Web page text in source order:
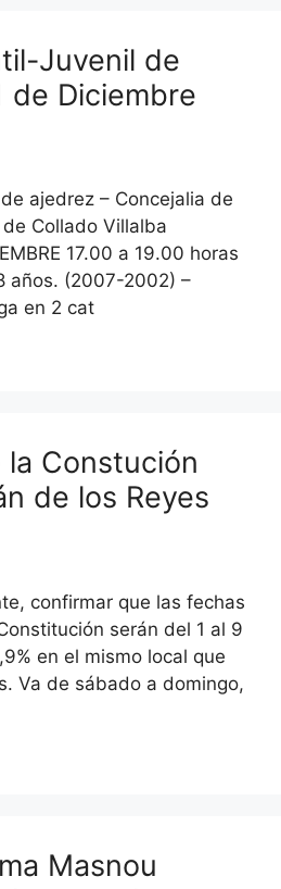
Juvenil de
de Diciembre
ajedrez – Concejalia de
Collado Villalba
17.00 a 19.00 horas
años. (2007-2002) –
en 2 cat
la Constución
de los Reyes
confirmar que las fechas
serán del 1 al 9
en el mismo local que
Va de sábado a domingo,
Masnou